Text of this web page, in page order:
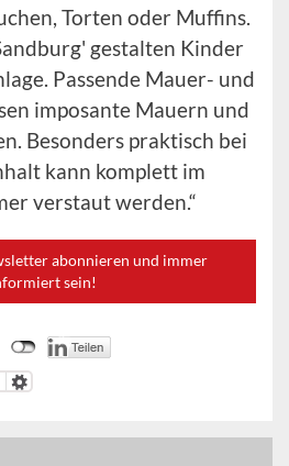
Torten oder Muffins.
gestalten Kinder
Passende Mauer- und
imposante Mauern und
Besonders praktisch bei
kann komplett im
verstaut werden.“
abonnieren und immer
sein!